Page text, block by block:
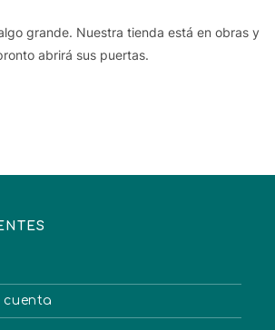
grande. Nuestra tienda está en obras y
abrirá sus puertas.
cuenta